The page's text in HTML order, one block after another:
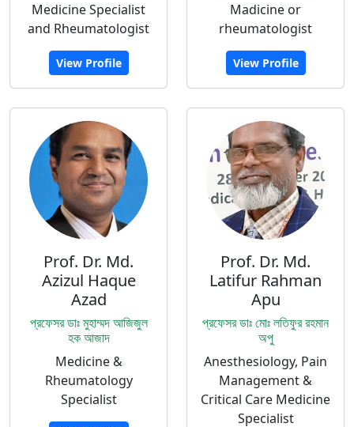
Medicine Specialist
and Rheumatologist
View Profile
Madicine or
rheumatologist
View Profile
Prof. Dr. Md.
Azizul Haque
Azad
প্রফেসর ডাঃ মুহাম্মদ আজিজুল
হক আজাদ
Medicine &
Rheumatology
Specialist
Prof. Dr. Md.
Latifur Rahman
Apu
প্রফেসর ডাঃ মোঃ লতিফুর রহমান
অপু
Anesthesiology, Pain
Management &
Critical Care Medicine
Specialist